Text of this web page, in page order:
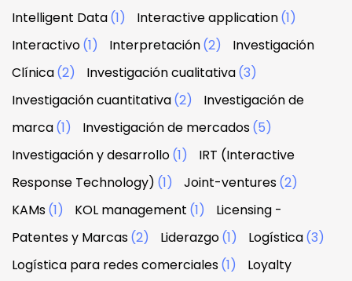
Intelligent Data(1) Interactive application(1)
Interactivo(1) Interpretación(2)
Investigación
Clínica(2) Investigación cualitativa(3)
Investigación cuantitativa(2)
Investigación de
marca(1) Investigación de mercados(5)
Investigación y desarrollo(1)
IRT (Interactive
Response Technology) (1) Joint-ventures(2)
KAMs(1) KOL management (1)
Licensing -
Patentes y Marcas(2) Liderazgo(1) Logística(3)
Logística para redes comerciales(1)
Loyalty